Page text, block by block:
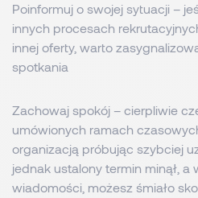
Poinformuj o swojej sytuacji –
innych procesach
innej oferty, warto
spotkania
Zachowaj spokój – cierpliwie
umówionych ramach
organizacją próbując szybciej
jednak ustalony termin minął, a
wiadomości, możesz śmiało